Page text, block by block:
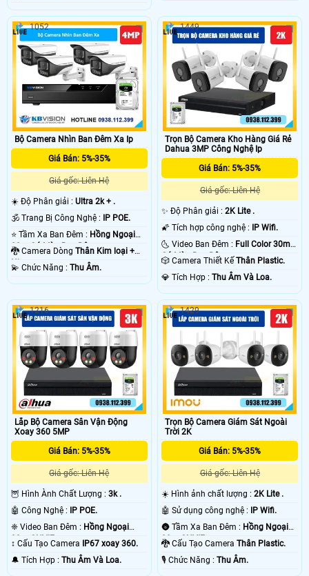
Bộ Camera Nhìn Ban Đêm Xa Ip
Giá Bán: 5%-35%
Giá gốc: Liên Hệ
☀️ Độ Phân giải : Ultra 2k + .
🕉️ Trang Bị Công Nghệ : IP POE.
⭐ Tầm Xa Ban Đêm : Hồng Ngoại
80m Có Màu Ban Ðêm.
🐉️ Camera Dòng Thân Kim loại +
Nhựa.
️💫 Chức Năng : Thu Âm.
1052
Trọn Bộ Camera Kho Hàng Giá Rẻ
Dahua 3MP Công Nghệ Ip
Giá Bán: 5%-35%
Giá gốc: Liên Hệ
✨ Độ Phân giải :2K Lite .
🌠 Tích hợp công nghệ : IP Wifi.
🌜 Video Ban Đêm : Full Color 30m
Có Màu Ban Ðêm.
🎲 Camera Thiết KếThân Plastic.
️💎 Tích Hợp :Thu Âm Và Loa.
1449
Lắp Bộ Camera Sân Vận Động
Xoay 360 5MP
Giá Bán: 5%-35%
Giá gốc: Liên Hệ
🦉 Hình Ành Chất Lượng : 3k .
🤖️ Công Nghệ : IP POE.
❈ Video Ban Đêm : Hồng Ngoại
30m ONVIF.
↕️ Cấu Tạo Camera IP67 xoay 360.
️🔔 Tích Hợp : Thu Âm Và Loa.
1216
Trọn Bộ Camera Giám Sát Ngoài
Trời 2K
Giá Bán: 5%-35%
Giá gốc: Liên Hệ
☀️ Hình ảnh chất lượng :2K Lite .
🤖️ Sử dụng công nghệ : IP Wifi.
🌚 Tầm Xa Ban Đêm : Hồng Ngoại
30m ONVIF.
🐉️ Cấu Tạo CameraThân Plastic.
️🎙 Chức Năng :Thu Âm.
1429